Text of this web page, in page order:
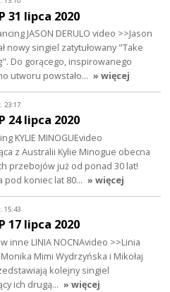
31 lipca 2020
JASON DERULO video >>Jason
nowy singiel zatytułowany "Take
Do gorącego, inspirowanego
utworu powstało… » więcej
23:17
24 lipca 2020
KYLIE MINOGUEvideo
z Australii Kylie Minogue obecna
przebojów już od ponad 30 lat!
pod koniec lat 80… » więcej
15:43
17 lipca 2020
inne LINIA NOCNAvideo >>Linia
Mimi Wydrzyńska i Mikołaj
kolejny singiel
ich drugą… » więcej